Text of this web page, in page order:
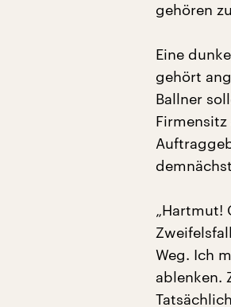
gehören
Eine
gehört
Ballner
„Hartmut!
Weg. Ich
ablenken.